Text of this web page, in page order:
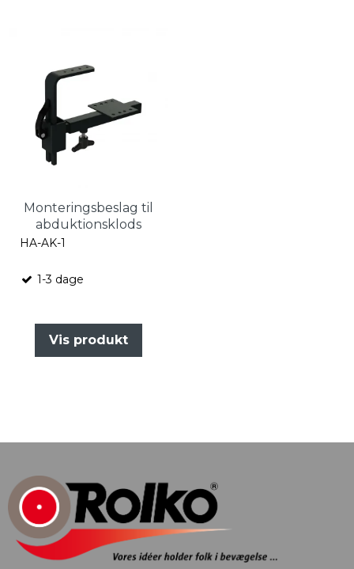
Monteringsbeslag til
abduktionsklods
HA-AK-1
1-3 dage
Vis produkt